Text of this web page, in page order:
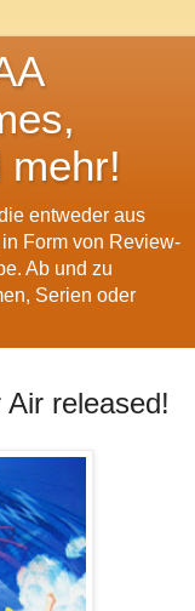
entweder aus
Form von Review-
Ab und zu
Serien oder
released!